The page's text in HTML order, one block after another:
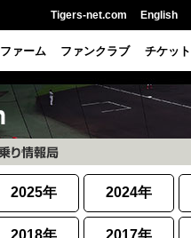
Tigers-net.com English
ファーム ファンクラブ チケット
2025年 2024年
2018年 2017年